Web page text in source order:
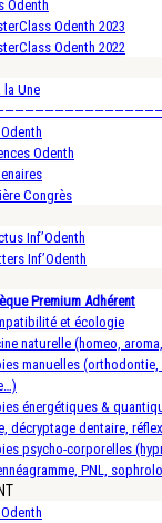
Odenth
Odenth 2023
Odenth 2022
la Une
Odenth
Congrès
Inf’Odenth
Inf’Odenth
Premium Adhérent
et écologie
naturelle (homeo,
manuelles
énergétiques &
décryptage dentaire,
psycho-corporelles
PNL,